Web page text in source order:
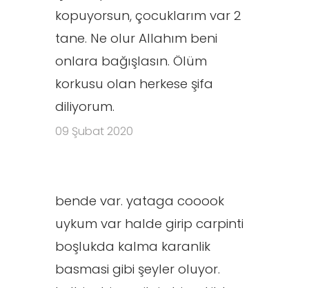
kopuyorsun, çocuklarım var 2
tane. Ne olur Allahım beni
onlara bağışlasın. Ölüm
korkusu olan herkese şifa
diliyorum.
09 Şubat 2020
bende var. yataga cooook
uykum var halde girip carpinti
boşlukda kalma karanlik
basmasi gibi şeyler oluyor.